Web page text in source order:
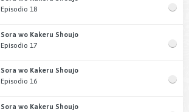
Episodio 18
Sora wo Kakeru Shoujo
Episodio 17
Sora wo Kakeru Shoujo
Episodio 16
Sora wo Kakeru Shoujo